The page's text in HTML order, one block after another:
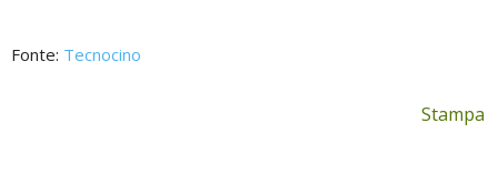
Fonte: Tecnocino
Stampa